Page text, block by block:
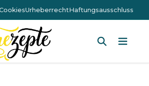
UrheberrechtHaftungsausschluss